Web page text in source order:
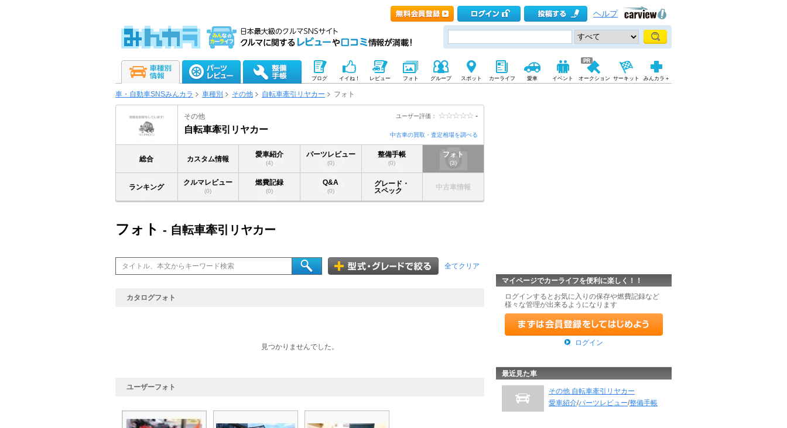
ヘルプ
ブログ イイね！ レビュー フォト グループ スポット カーライフ 愛車 イベント オークション サーキット みんカラ＋
車・自動車SNSみんカラ 車種別 その他 自転車牽引リヤカー フォト
ユーザー評価： -
その他
自転車牽引リヤカー
中古車の買取・査定相場を調べる
総合 カスタム情報
愛車紹介
(4)
パーツレビュー
(0)
整備手帳
(0)
フォト
(3)
ランキング
クルマレビュー
(0)
燃費記録
(0)
Q&A
(0)
グレード・
スペック
中古車情報
フォト - 自転車牽引リヤカー
全てクリア
カタログフォト
見つかりませんでした。
ユーザーフォト
マイページでカーライフを便利に楽しく！！
ログインするとお気に入りの保存や燃費記録など
様々な管理が出来るようになります
ログイン
最近見た車
その他 自転車牽引リヤカー
愛車紹介/パーツレビュー/整備手帳